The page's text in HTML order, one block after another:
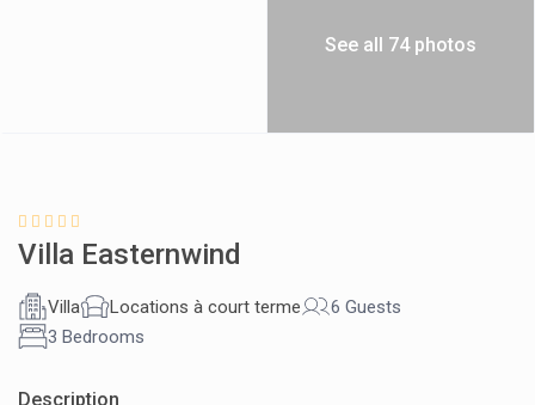
See all 74 photos
Villa Easternwind
Villa Locations à court terme
6 Guests
3 Bedrooms
Description